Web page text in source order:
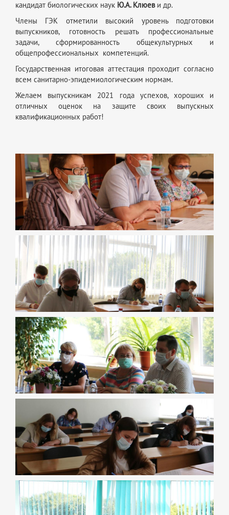
кандидат биологических наук Ю.А. Клюеви др.
Члены ГЭК отметили высокий уровень подготовки
выпускников, готовность решать профессиональные
задачи, сформированность общекультурных и
общепрофессиональных компетенций.
Государственная итоговая аттестация проходит согласно
всем санитарно-эпидемиологическим нормам.
Желаем выпускникам 2021 года успехов, хороших и
отличных оценок на защите своих выпускных
квалификационных работ!